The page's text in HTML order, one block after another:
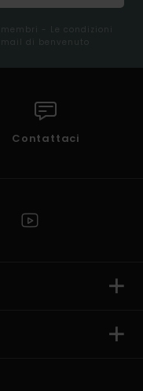
- Le condizioni
di benvenuto
Contattaci